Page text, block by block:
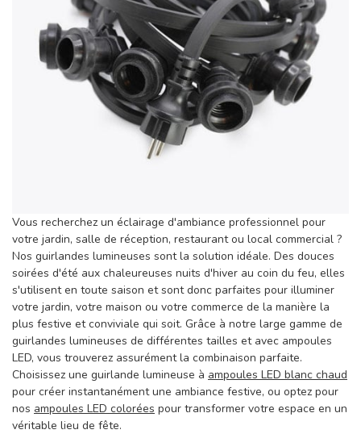
Vous recherchez un éclairage d'ambiance professionnel pour
votre jardin, salle de réception, restaurant ou local commercial ?
Nos guirlandes lumineuses sont la solution idéale. Des douces
soirées d'été aux chaleureuses nuits d'hiver au coin du feu, elles
s'utilisent en toute saison et sont donc parfaites pour illuminer
votre jardin, votre maison ou votre commerce de la manière la
plus festive et conviviale qui soit. Grâce à notre large gamme de
guirlandes lumineuses de différentes tailles et avec ampoules
LED, vous trouverez assurément la combinaison parfaite.
Choisissez une guirlande lumineuse à ampoules LED blanc chaud
pour créer instantanément une ambiance festive, ou optez pour
nos ampoules LED colorées pour transformer votre espace en un
véritable lieu de fête.